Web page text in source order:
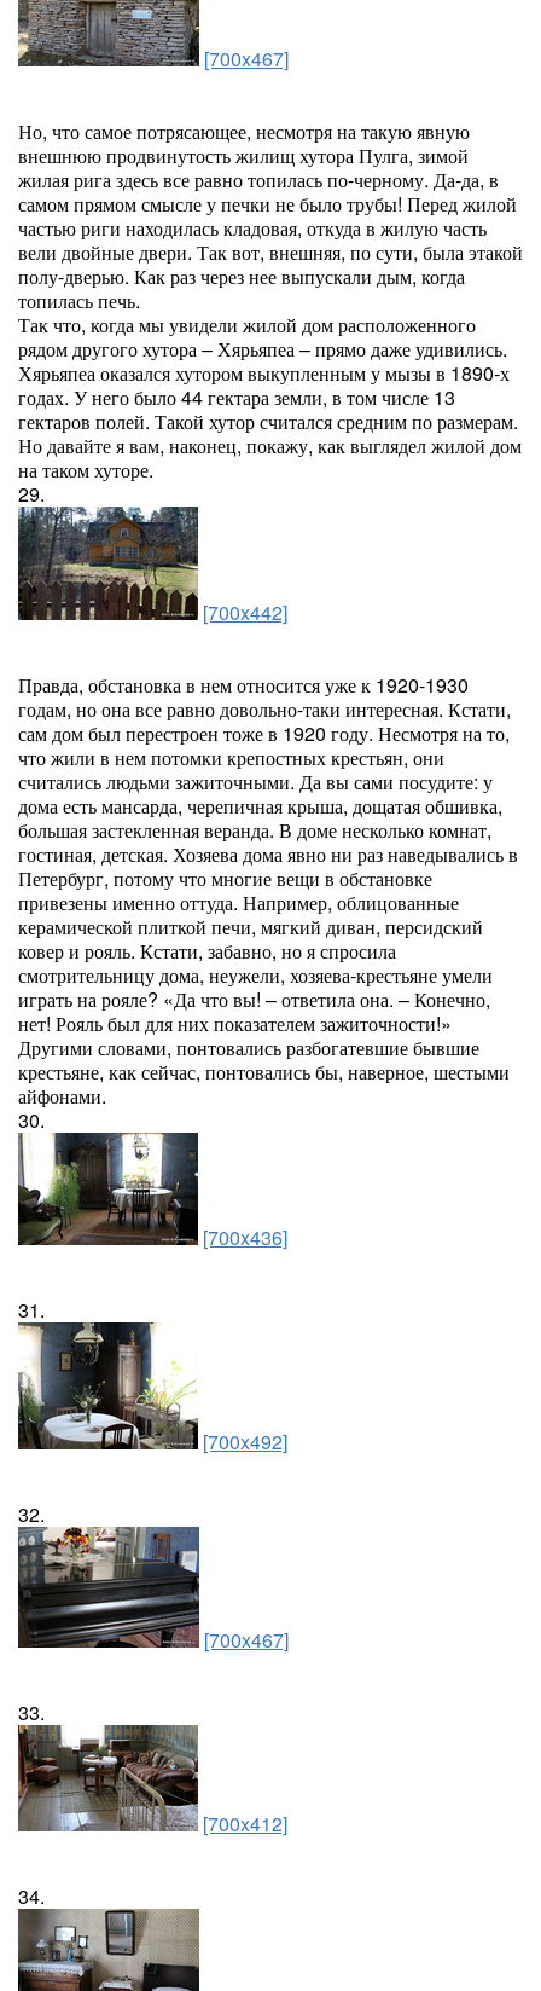
[700x467]
Но, что самое потрясающее, несмотря на такую явную
внешнюю продвинутость жилищ хутора Пулга, зимой
жилая рига здесь все равно топилась по-черному. Да-да, в
самом прямом смысле у печки не было трубы! Перед жилой
частью риги находилась кладовая, откуда в жилую часть
вели двойные двери. Так вот, внешняя, по сути, была этакой
полу-дверью. Как раз через нее выпускали дым, когда
топилась печь.
Так что, когда мы увидели жилой дом расположенного
рядом другого хутора – Хярьяпеа – прямо даже удивились.
Хярьяпеа оказался хутором выкупленным у мызы в 1890-х
годах. У него было 44 гектара земли, в том числе 13
гектаров полей. Такой хутор считался средним по размерам.
Но давайте я вам, наконец, покажу, как выглядел жилой дом
на таком хуторе.
29.
[700x442]
Правда, обстановка в нем относится уже к 1920-1930
годам, но она все равно довольно-таки интересная. Кстати,
сам дом был перестроен тоже в 1920 году. Несмотря на то,
что жили в нем потомки крепостных крестьян, они
считались людьми зажиточными. Да вы сами посудите: у
дома есть мансарда, черепичная крыша, дощатая обшивка,
большая застекленная веранда. В доме несколько комнат,
гостиная, детская. Хозяева дома явно ни раз наведывались в
Петербург, потому что многие вещи в обстановке
привезены именно оттуда. Например, облицованные
керамической плиткой печи, мягкий диван, персидский
ковер и рояль. Кстати, забавно, но я спросила
смотрительницу дома, неужели, хозяева-крестьяне умели
играть на рояле? «Да что вы! – ответила она. – Конечно,
нет! Рояль был для них показателем зажиточности!»
Другими словами, понтовались разбогатевшие бывшие
крестьяне, как сейчас, понтовались бы, наверное, шестыми
айфонами.
30.
[700x436]
31.
[700x492]
32.
[700x467]
33.
[700x412]
34.